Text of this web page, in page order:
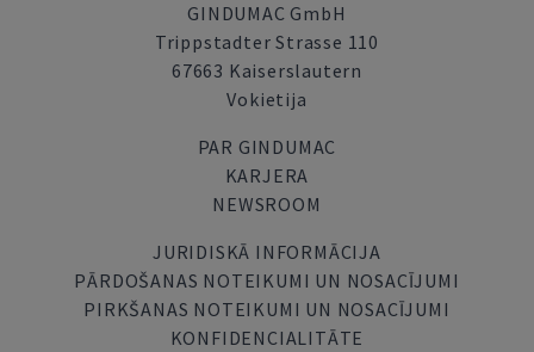
GINDUMAC GmbH
Trippstadter Strasse 110
67663 Kaiserslautern
Vokietija
PAR GINDUMAC
KARJERA
NEWSROOM
JURIDISKĀ INFORMĀCIJA
PĀRDOŠANAS NOTEIKUMI UN NOSACĪJUMI
PIRKŠANAS NOTEIKUMI UN NOSACĪJUMI
KONFIDENCIALITĀTE